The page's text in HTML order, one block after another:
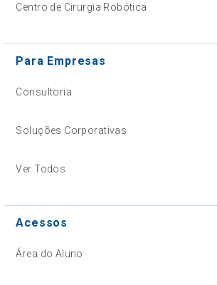
Centro de Cirurgia Robótica
Para Empresas
Consultoria
Soluções Corporativas
Ver Todos
Acessos
Área do Aluno